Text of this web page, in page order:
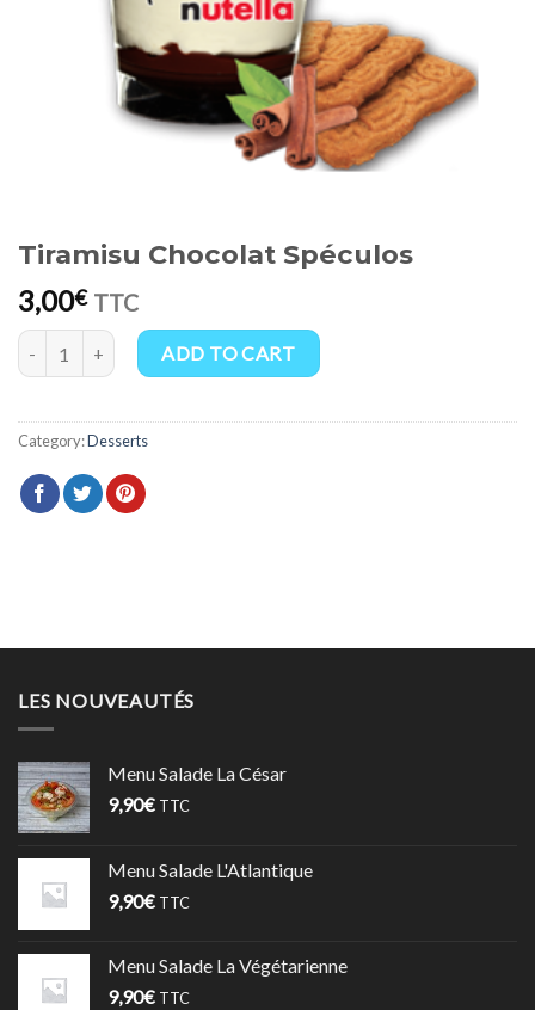
Tiramisu Chocolat Spéculos
3,00€ TTC
Tiramisu Chocolat Spéculos quantity
ADD TO CART
Category:Desserts
LES NOUVEAUTÉS
Menu Salade La César
9,90€ TTC
Menu Salade L'Atlantique
9,90€ TTC
Menu Salade La Végétarienne
9,90€ TTC